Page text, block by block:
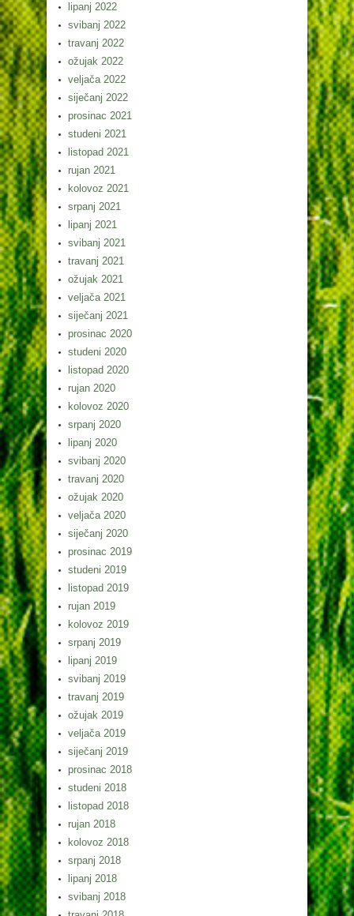
lipanj 2022
svibanj 2022
travanj 2022
ožujak 2022
veljača 2022
siječanj 2022
prosinac 2021
studeni 2021
listopad 2021
rujan 2021
kolovoz 2021
srpanj 2021
lipanj 2021
svibanj 2021
travanj 2021
ožujak 2021
veljača 2021
siječanj 2021
prosinac 2020
studeni 2020
listopad 2020
rujan 2020
kolovoz 2020
srpanj 2020
lipanj 2020
svibanj 2020
travanj 2020
ožujak 2020
veljača 2020
siječanj 2020
prosinac 2019
studeni 2019
listopad 2019
rujan 2019
kolovoz 2019
srpanj 2019
lipanj 2019
svibanj 2019
travanj 2019
ožujak 2019
veljača 2019
siječanj 2019
prosinac 2018
studeni 2018
listopad 2018
rujan 2018
kolovoz 2018
srpanj 2018
lipanj 2018
svibanj 2018